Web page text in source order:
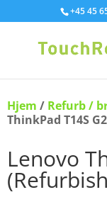
+45 45
Hjem / Refurb /
ThinkPad T14S
Lenovo